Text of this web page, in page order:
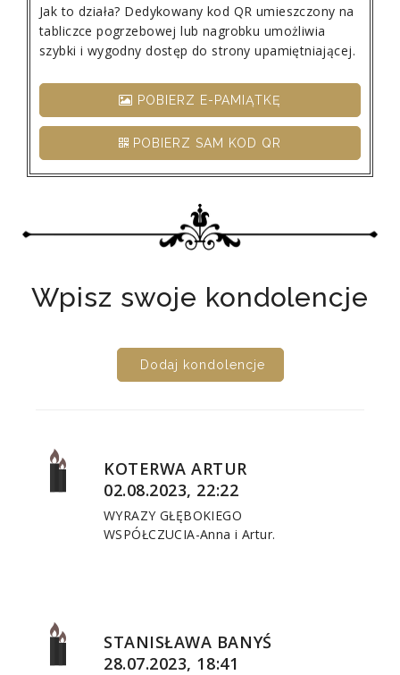
Jak to działa? Dedykowany kod QR umieszczony na
tabliczce pogrzebowej lub nagrobku umożliwia
szybki i wygodny dostęp do strony upamiętniającej.
POBIERZ E-PAMIĄTKĘ
POBIERZ SAM KOD QR
Wpisz swoje kondolencje
Dodaj kondolencje
KOTERWA ARTUR
02.08.2023, 22:22
WYRAZY GŁĘBOKIEGO
WSPÓŁCZUCIA-Anna i Artur.
STANISŁAWA BANYŚ
28.07.2023, 18:41